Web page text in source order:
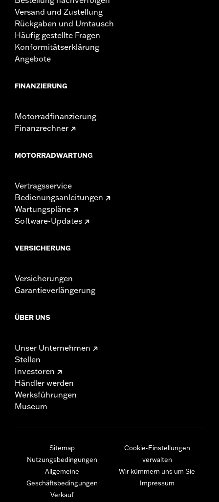
Versand und Zustellung
Rückgaben und Umtausch
Häufig gestellte Fragen
Konformitätserklärung
Angebote
FINANZIERUNG
Motorradfinanzierung
Finanzrechner
MOTORRADWARTUNG
Vertragsservice
Bedienungsanleitungen
Wartungspläne
Software-Updates
VERSICHERUNG
Versicherungen
Garantieverlängerung
ÜBER UNS
Unser Unternehmen
Stellen
Investoren
Händler werden
Werksführungen
Museum
Sitemap
Nutzungsbedingungen
Allgemeine
Geschäftsbedingungen
Verkauf
Cookie-Einstellungen
verwalten
Wir kümmern uns um Sie
Impressum